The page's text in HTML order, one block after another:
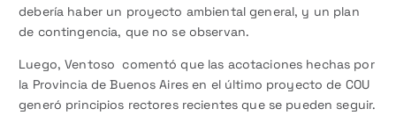
debería haber un proyecto ambiental general, y un plan
de contingencia, que no se observan.
Luego, Ventoso comentó que las acotaciones hechas por
la Provincia de Buenos Aires en el último proyecto de COU
generó principios rectores recientes que se pueden seguir.